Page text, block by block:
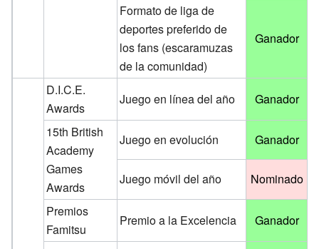
Formato de liga de
deportes preferido de
los fans (escaramuzas
de la comunidad)
Ganador
D.I.C.E.
Awards
Juego en línea del año
Ganador
15th British
Academy
Games
Awards
Juego en evolución Ganador
Juego móvil del año
Nominado
Premios
Famitsu
Premio a la Excelencia
Ganador